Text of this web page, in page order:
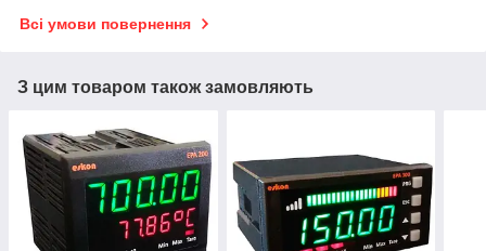
Всі умови повернення
З цим товаром також замовляють